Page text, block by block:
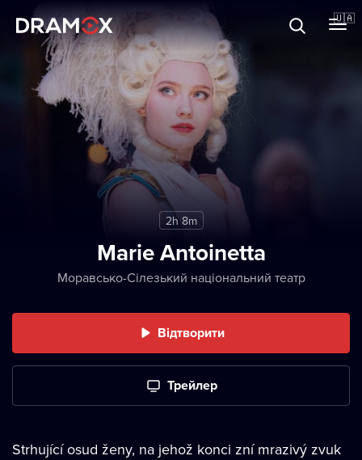
🇺🇦
Cертифікати
Зареєструватися
2h 8m
Marie Antoinetta
Моравсько-Сілезький національний театр
Відтворити
Трейлер
Strhující osud ženy, na jehož konci zní mrazivý zvuk